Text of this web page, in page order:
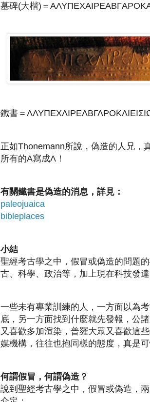
墓碑(大楷)＝
鐵書＝
正如Thonemann所說，偽造的人兄，
所有的A寫成Λ！
有關鐵書是偽造的消息，詳見：
paleojuaica
bibleplaces
小結
聖經考古學之中，假冒或偽造的問題
古、科學、政治等，加上現在科技發
一些未有專業訓練的人，一方面以為
底，另一方面找到什麼就先發報，公
又喜歡多加渲染，普羅大眾又喜歡這
媒機構，往往也抱同樣的態度，真是可
何謂假冒， 何謂偽造？
說到聖經考古學之中，假冒或偽造，